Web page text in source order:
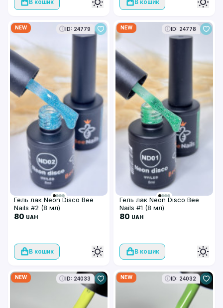
В кошик В кошик
NEW ID: 24779
Гель лак Neon Disco Bee
Nails #2 (8 мл)
80 UAH
В кошик
NEW ID: 24778
Гель лак Neon Disco Bee
Nails #1 (8 мл)
80 UAH
В кошик
NEW ID: 24033 NEW ID: 24032